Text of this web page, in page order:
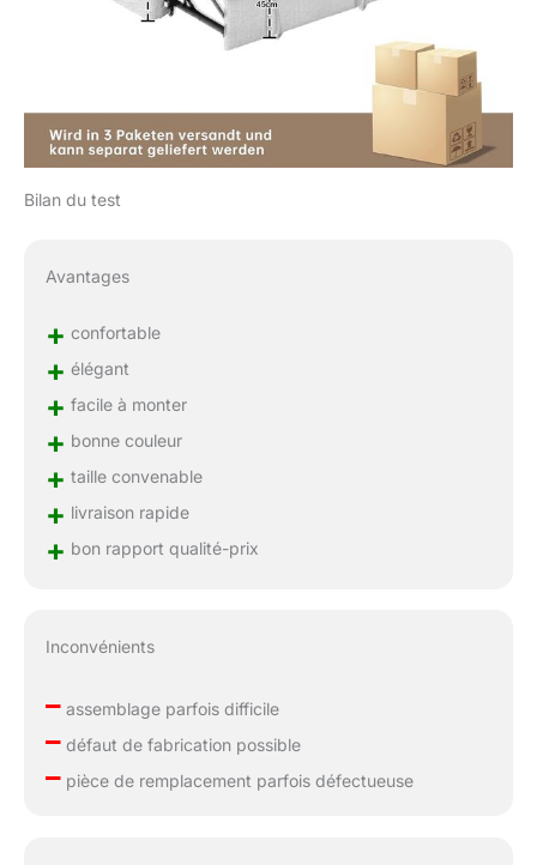
Bilan du test
Avantages
+ confortable
+ élégant
+ facile à monter
+ bonne couleur
+ taille convenable
+ livraison rapide
+ bon rapport qualité-prix
Inconvénients
–assemblage parfois difficile
–défaut de fabrication possible
–pièce de remplacement parfois défectueuse